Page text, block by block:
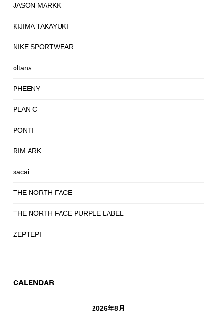
JASON MARKK
KIJIMA TAKAYUKI
NIKE SPORTWEAR
oltana
PHEENY
PLAN C
PONTI
RIM.ARK
sacai
THE NORTH FACE
THE NORTH FACE PURPLE LABEL
ZEPTEPI
CALENDAR
2026年8月